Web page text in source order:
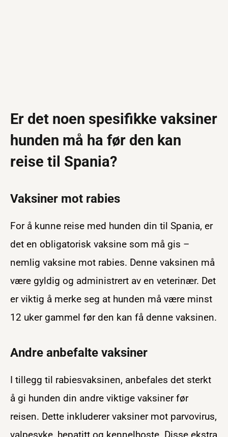
Er det noen spesifikke vaksiner
hunden må ha før den kan
reise til Spania?
Vaksiner mot rabies
For å kunne reise med hunden din til Spania, er
det en obligatorisk vaksine som må gis –
nemlig vaksine mot rabies. Denne vaksinen må
være gyldig og administrert av en veterinær. Det
er viktig å merke seg at hunden må være minst
12 uker gammel før den kan få denne vaksinen.
Andre anbefalte vaksiner
I tillegg til rabiesvaksinen, anbefales det sterkt
å gi hunden din andre viktige vaksiner før
reisen. Dette inkluderer vaksiner mot parvovirus,